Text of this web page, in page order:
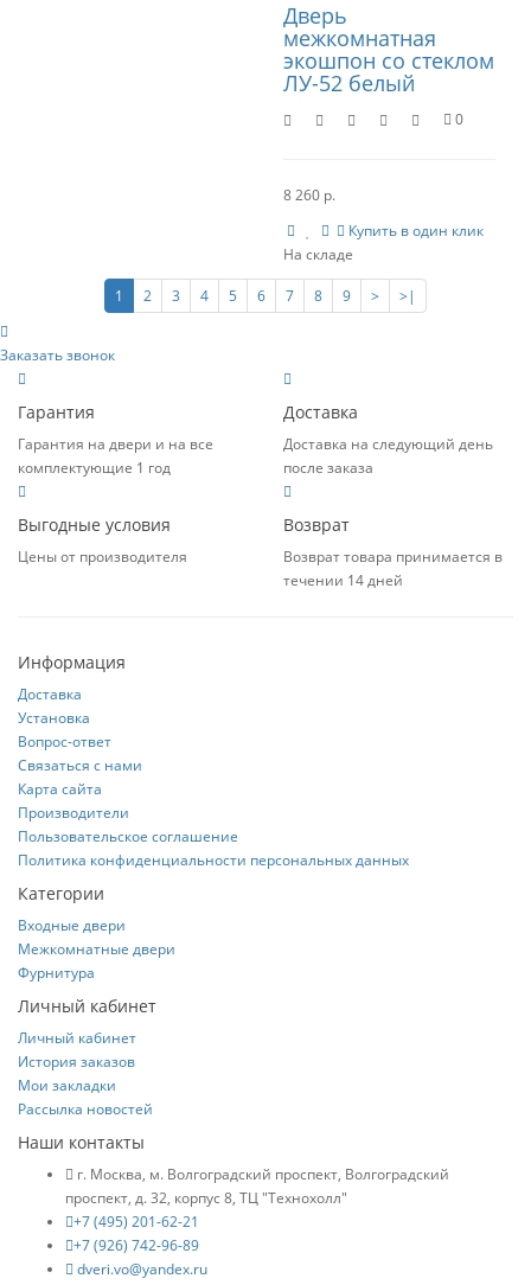
Дверь
межкомнатная
экошпон со стеклом
ЛУ-52 белый
0
8 260 р.
Купить в один клик
1 2 3 4 5 6 7 8 9 > >|
Заказать звонок
Гарантия
Гарантия на двери и на все
комплектующие 1 год
Доставка
Доставка на следующий день
после заказа
Выгодные условия
Цены от производителя
Возврат
Возврат товара принимается в
течении 14 дней
Информация
Доставка
Установка
Вопрос-ответ
Связаться с нами
Карта сайта
Производители
Пользовательское соглашение
Политика конфиденциальности персональных данных
Категории
Входные двери
Межкомнатные двери
Фурнитура
Личный кабинет
Личный кабинет
История заказов
Мои закладки
Рассылка новостей
Наши контакты
г. Москва, м. Волгоградский проспект, Волгоградский
проспект, д. 32, корпус 8, ТЦ "Технохолл"
+7 (495) 201-62-21
+7 (926) 742-96-89
dveri.vo@yandex.ru